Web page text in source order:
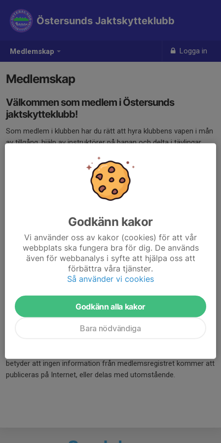
Medlemskap Logga in
Östersunds Jaktskytteklubb
Medlemskap
Välkommen som medlem i Östersunds
jaktskytteklubb!
Som medlem i klubben har du rätt att hyra klubbens vapen i mån
av tillgång, hjälp av instruktörer på banan och delta i tävlingar
Medlemskap är ett krav från polisen och ett försäkringsvillkor.
Enklaste sättet att bli medlem är att maila ditt namn och
jaktskytte@gmail.com
samtliga namn och personnummer.
Du kan också lösa medlemskapet på skjutbanan.
Följande medlemsnivåer finns
Vuxen 300 kr - enskild medlem över 20 år
Familj 400 kr - en eller två vuxna, och alla barn på en adress
betyder att ingen information från medlemsregistret kommer att
publiceras på Internet, eller delas med utomstående.
Godkänn kakor
Vi använder oss av kakor (cookies) för att vår
webbplats ska fungera bra för dig. De används
även för webbanalys i syfte att hjälpa oss att
förbättra våra tjänster.
Så använder vi cookies
Godkänn alla kakor
Bara nödvändiga